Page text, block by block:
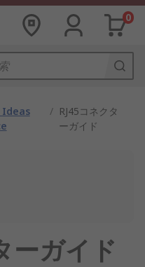
0
/ RJ45コネクタ
ーガイド
ーガイド